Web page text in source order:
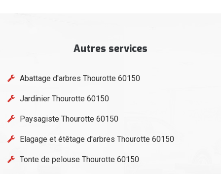
Autres services
Abattage d'arbres Thourotte 60150
Jardinier Thourotte 60150
Paysagiste Thourotte 60150
Elagage et étêtage d'arbres Thourotte 60150
Tonte de pelouse Thourotte 60150